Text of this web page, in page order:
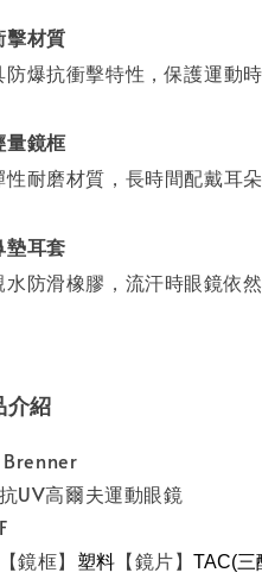
擊材質
防爆抗衝擊特性，保護運動時
量鏡框
性耐磨材質，長時間配戴耳
墊耳套
水防滑橡膠，流汗時眼鏡依
介紹
UV高爾夫運動眼鏡
鏡框】
塑料 【鏡片】TAC(三